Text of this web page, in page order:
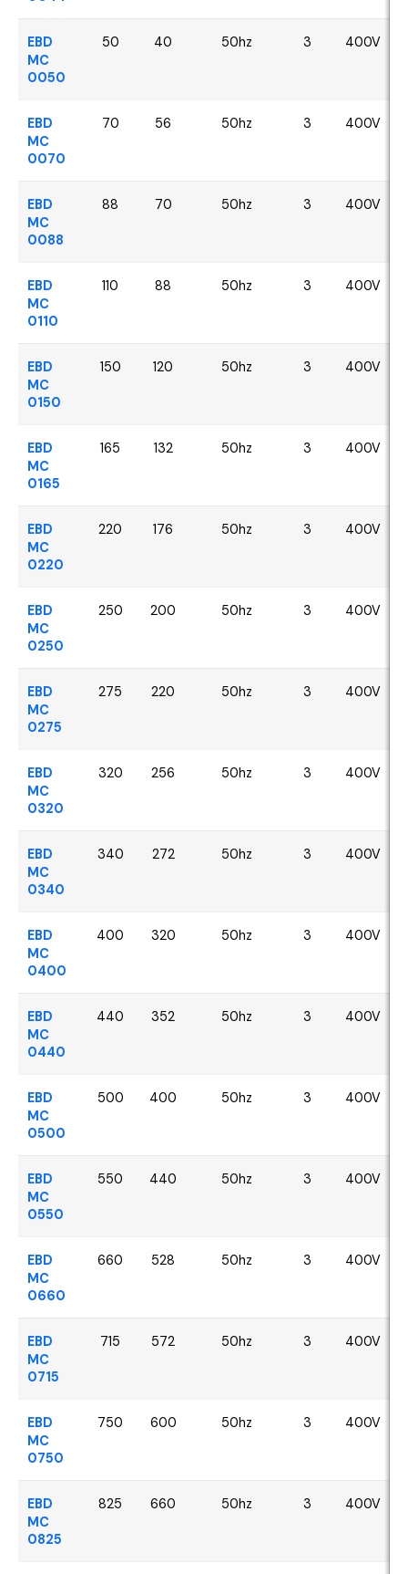
EBD
MC
0050
50 40 50hz 3 400V
EBD
MC
0070
70 56 50hz 3 400V
EBD
MC
0088
88 70 50hz 3 400V
EBD
MC
0110
110 88 50hz 3 400V
EBD
MC
0150
150 120 50hz 3 400V
EBD
MC
0165
165 132 50hz 3 400V
EBD
MC
0220
220 176 50hz 3 400V
EBD
MC
0250
250 200 50hz 3 400V
EBD
MC
0275
275 220 50hz 3 400V
EBD
MC
0320
320 256 50hz 3 400V
EBD
MC
0340
340 272 50hz 3 400V
EBD
MC
0400
400 320 50hz 3 400V
EBD
MC
0440
440 352 50hz 3 400V
EBD
MC
0500
500 400 50hz 3 400V
EBD
MC
0550
550 440 50hz 3 400V
EBD
MC
0660
660 528 50hz 3 400V
EBD
MC
0715
715 572 50hz 3 400V
EBD
MC
0750
750 600 50hz 3 400V
EBD
MC
0825
825 660 50hz 3 400V